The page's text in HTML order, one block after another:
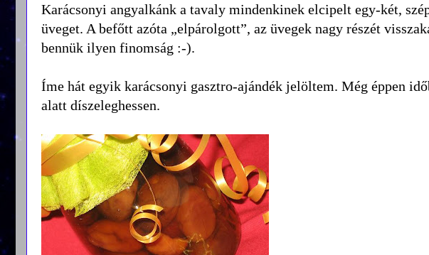
Karácsonyi angyalkánk a tavaly mindenkinek elcipelt egy-két,
üveget. A befőtt azóta „elpárolgott”, az üvegek nagy részét
bennük ilyen finomság :-).
Íme hát egyik karácsonyi gasztro-ajándék jelöltem. Még éppen
alatt díszeleghessen.